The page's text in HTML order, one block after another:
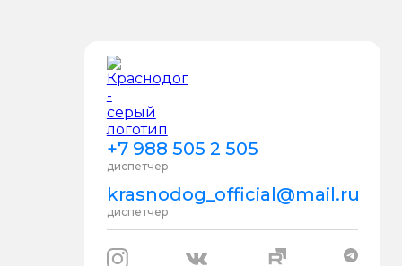
+7 988 505 2 505
диспетчер
krasnodog_official@mail.ru
диспетчер